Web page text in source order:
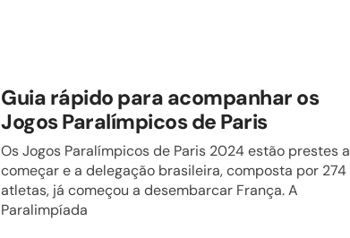
Guia rápido para acompanhar os
Jogos Paralímpicos de Paris
Os Jogos Paralímpicos de Paris 2024 estão prestes a
começar e a delegação brasileira, composta por 274
atletas, já começou a desembarcar França. A
Paralimpíada